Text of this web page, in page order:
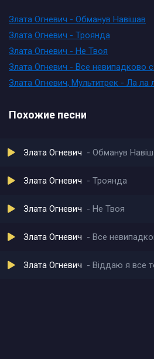
Злата Огневич - Обманув Навішав
Злата Огневич - Троянда
Злата Огневич - Не Твоя
Злата Огневич - Все невипадково
Злата Огневич, Мультитрек - Ла ла
Похожие песни
Злата Огневич Обманув
Злата Огневич Троянда
Злата Огневич Не Твоя
Злата Огневич Все
Злата Огневич Віддаю я все